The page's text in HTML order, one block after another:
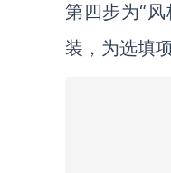
第四步为“
装，为选填